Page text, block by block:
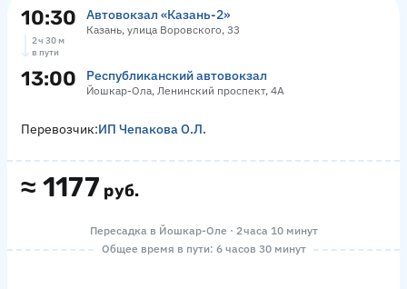
10:30 Автовокзал «‎Казань-2»
Казань, улица Воровского, 33
2 ч 30 м
в пути
13:00 Республиканский автовокзал
Йошкар-Ола, Ленинский проспект, 4А
≈ 1177 руб.
Перевозчик:ИП Чепакова О.Л.
Пересадка в Йошкар-Оле · 2 часа 10 минут
Общее время в пути: 6 часов 30 минут